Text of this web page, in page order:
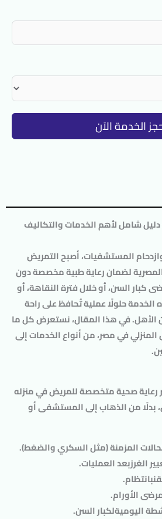
الخدمة الاَن
شامل لأهم الخدمات والتكاليف
المستشفيات، أصبحالتمريض
المصرية لضمان رعاية طبية مخصصة دون
كبار السن، أو خلال فترة النقاهة، أو
الخدمة حلولًا عملية تُحافظ على راحة
في هذا المقال، نستعرض كل ما
في مصر، من أنواع الخدمات إلى
رعاية صحية متخصصة للمريض في منزله
من الذهاب إلى المستشفى أو
المزمنة (مثل السكري والضغط).
الغرزبعد العمليات.
بانتظام.
الأورام.
اليوميةلكبار السن.